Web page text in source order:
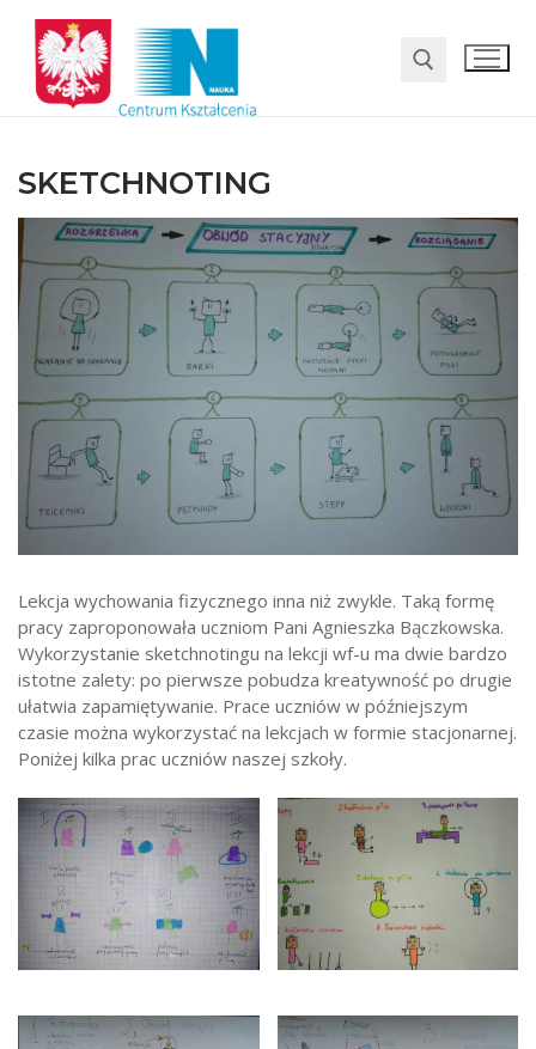
Oferta
LO SMS Talent
Strefa rodzica
Strefa ucznia
Bursa/Internat
Rekrutacja
Oferty pracy dla pracowników
Zadania realizowane z budżetu państwa
SKETCHNOTING
Lekcja wychowania fizycznego inna niż zwykle. Taką formę
pracy zaproponowała uczniom Pani Agnieszka Bączkowska.
Wykorzystanie sketchnotingu na lekcji wf-u ma dwie bardzo
istotne zalety: po pierwsze pobudza kreatywność po drugie
ułatwia zapamiętywanie. Prace uczniów w późniejszym
czasie można wykorzystać na lekcjach w formie stacjonarnej.
Poniżej kilka prac uczniów naszej szkoły.